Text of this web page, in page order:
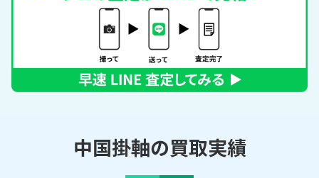
中国掛軸の買取実績